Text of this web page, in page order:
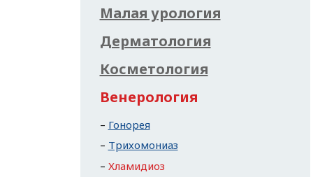
Малая урология
Дерматология
Косметология
Венерология
Гонорея
Трихомониаз
Хламидиоз